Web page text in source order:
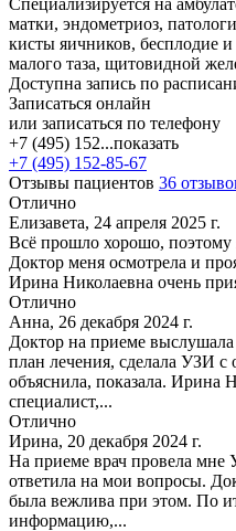
матки, эндометриоз,
кисты яичников, бесплодие
малого таза, щитовидной
Доступна запись по
Записаться онлайн
или записаться по телефону
+7 (495) 152...показать
+7 (495) 152-85-67
Отзывы пациентов 36
Отлично
Елизавета, 24 апреля 2025 г.
Всё прошло хорошо, поэтому
Доктор меня осмотрела и
Ирина Николаевна очень
Отлично
Анна, 26 декабря 2024 г.
Доктор на приеме выслушала
план лечения, сделала УЗИ с
объяснила, показала.
специалист,...
Отлично
Ирина, 20 декабря 2024 г.
На приеме врач провела мне
ответила на мои вопросы.
была вежлива при этом. По
информацию,...